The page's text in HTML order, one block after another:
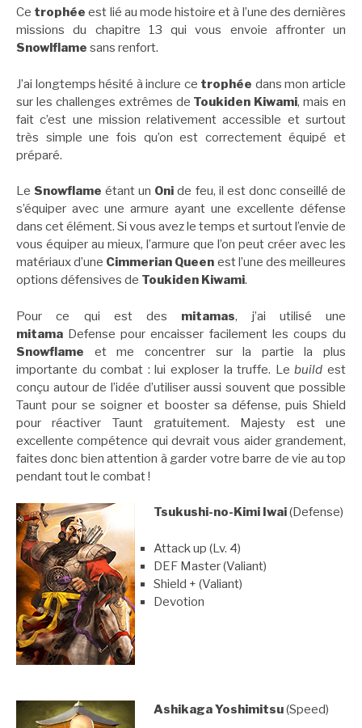
Ce trophée est lié au mode histoire et à l’une des dernières
missions du chapitre 13 qui vous envoie affronter un
Snowlflame sans renfort.
J’ai longtemps hésité à inclure ce trophée dans mon article
sur les challenges extrêmes de Toukiden Kiwami, mais en
fait c’est une mission relativement accessible et surtout
très simple une fois qu’on est correctement équipé et
préparé.
Le Snowflame étant un Oni de feu, il est donc conseillé de
s’équiper avec une armure ayant une excellente défense
dans cet élément. Si vous avez le temps et surtout l’envie de
vous équiper au mieux, l’armure que l’on peut créer avec les
matériaux d’une Cimmerian Queen est l’une des meilleures
options défensives de Toukiden Kiwami.
Pour ce qui est des mitamas, j’ai utilisé une
mitama Defense pour encaisser facilement les coups du
Snowflame et me concentrer sur la partie la plus
importante du combat : lui exploser la truffe. Lebuild est
conçu autour de l’idée d’utiliser aussi souvent que possible
Taunt pour se soigner et booster sa défense, puis Shield
pour réactiver Taunt gratuitement. Majesty est une
excellente compétence qui devrait vous aider grandement,
faites donc bien attention à garder votre barre de vie au top
pendant tout le combat !
Tsukushi-no-Kimi Iwai(Defense)
Attack up (Lv. 4)
DEF Master (Valiant)
Shield + (Valiant)
Devotion
Ashikaga Yoshimitsu(Speed)